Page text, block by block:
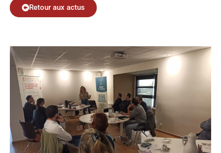
Retour aux actus